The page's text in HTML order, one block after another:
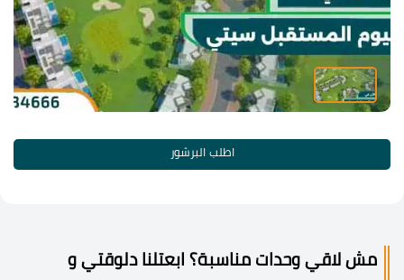
اطلب البرشور
مش لاقي وحدات مناسبة؟ ابعتلنا دلوقتي و